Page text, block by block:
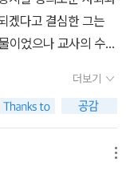
며 제안한다. 이는 하나
질서가 아니라, 모
태주의적 그물망이다.
시에르가 쓴『무지한
보지 못했던 인문교
’을 제시하며 앞으로
어느 나라에,아이들
? 역사가와 시인의
하다.시는 보편적을
말과 행동을 설명하
가 가능하게 한다.철
한 눈으로 보게 한다.
인에 대한 배제와 폭
의적 시민인문예술
전국국어교사모임과
공부하다> 두 번의
론, 생명,평화 등의 분
력을 쌓아오신 '스
교육은 어떻게 아이
않고 배우게 할 수
겠다고 결심한 그는
이었으나 교사의 수업
부를 잘한다는 이유
들에게는 당연시 되
하고 공부하며 세상
거나 그런 게 아니면 괴
더보기